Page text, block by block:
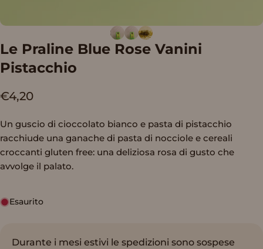
Le Praline Blue Rose Vanini
Pistacchio
€4,20
Un guscio di cioccolato bianco e pasta di pistacchio
racchiude una ganache di pasta di nocciole e cereali
croccanti gluten free: una deliziosa rosa di gusto che
avvolge il palato.
Esaurito
Durante i mesi estivi le spedizioni sono sospese